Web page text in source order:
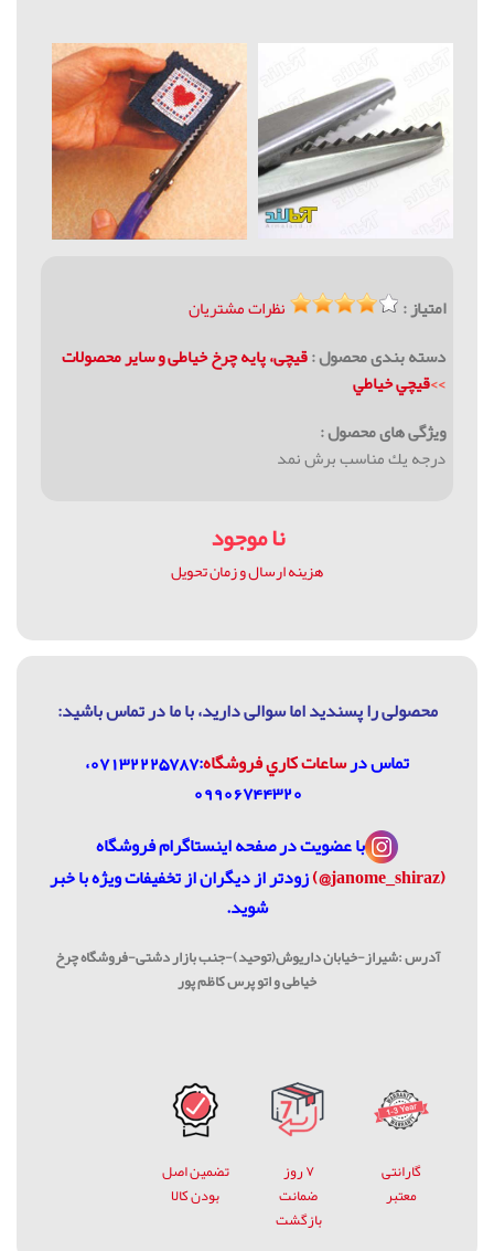
امتیاز :
نظرات مشتریان
دسته بندی محصول :قیچی، پایه چرخ خیاطی و سایر محصولات
>>قيچي خياطي
ویژگی های محصول :
درجه يك مناسب برش نمد
نا موجود
هزینه ارسال و زمان تحویل
محصولی را پسندید اما سوالی دارید، با ما در تماس باشيد:
تماس درساعات كاري فروشگاه
:07132225787،
09906744320
با عضویت درصفحه اینستاگرام فروشگاه
(janome_shiraz@)
زودتر از دیگران از تخفیفات ویژه با خبر
شوید.
آدرس :شیراز-خیابان داریوش(توحید)-جنب بازار دشتی-فروشگاه چرخ
خیاطی و اتو پرس کاظم پور
گارانتی
معتبر
۷ روز
ضمانت
بازگشت
تضمین اصل
بودن کالا